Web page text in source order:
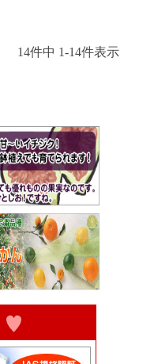
14件中 1-14件表示